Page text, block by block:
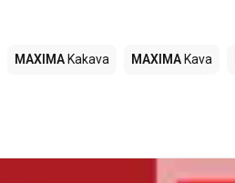
MAXIMA Kakava MAXIMA Kava